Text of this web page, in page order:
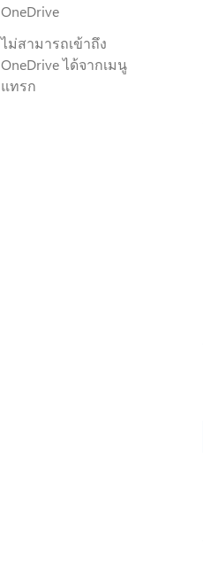
OneDrive
ไม่สามารถเข้าถึง
OneDrive ได้จากเมนู
แทรก